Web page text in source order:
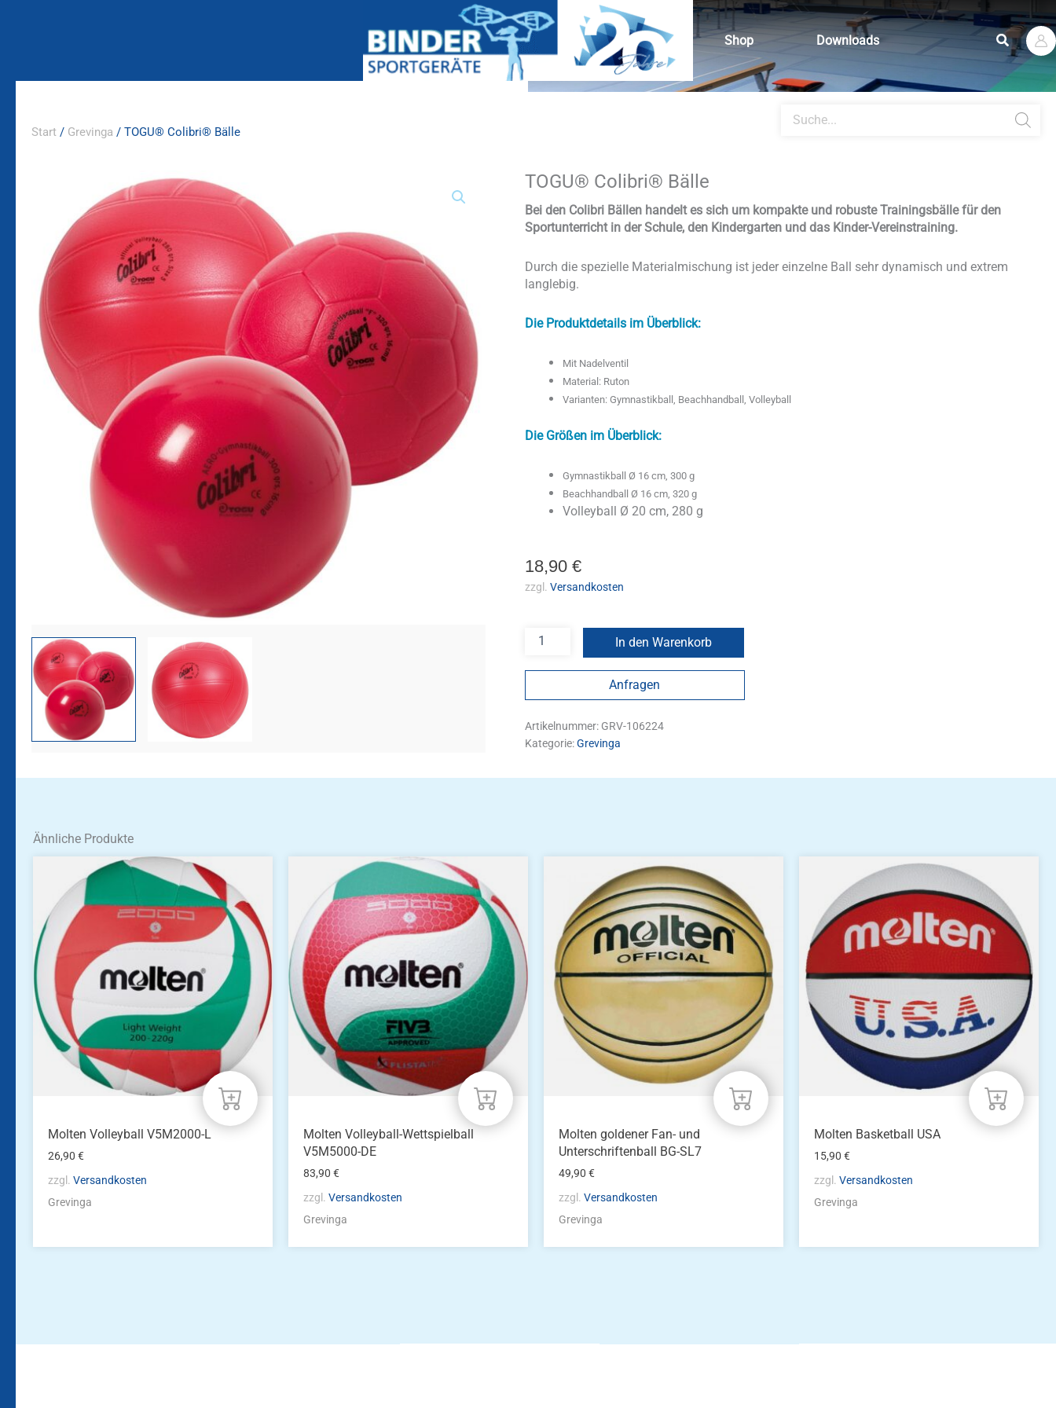
Shop Downloads Suchen
search
Start / Grevinga / TOGU® Colibri® Bälle
TOGU® Colibri® Bälle
Bei den Colibri Bällen handelt es sich um kompakte und robuste Trainingsbälle für den
Sportunterricht in der Schule, den Kindergarten und das Kinder-Vereinstraining.
Durch die spezielle Materialmischung ist jeder einzelne Ball sehr dynamisch und extrem
langlebig.
Die Produktdetails im Überblick:
Mit Nadelventil
Material: Ruton
Varianten: Gymnastikball, Beachhandball, Volleyball
Die Größen im Überblick:
Gymnastikball Ø 16 cm, 300 g
Beachhandball Ø 16 cm, 320 g
Volleyball Ø 20 cm, 280 g
18,90 €
zzgl. Versandkosten
TOGU®
Bälle
Menge
In den Warenkorb
Anfragen
Artikelnummer: GRV-106224
Kategorie:Grevinga
Ähnliche Produkte
Molten Volleyball V5M2000-L
26,90€
zzgl.Versandkosten
Grevinga
Molten Volleyball-Wettspielball
V5M5000-DE
83,90€
zzgl.Versandkosten
Grevinga
Molten goldener Fan- und
Unterschriftenball BG-SL7
49,90€
zzgl.Versandkosten
Grevinga
Molten Basketball USA
15,90€
zzgl.Versandkosten
Grevinga